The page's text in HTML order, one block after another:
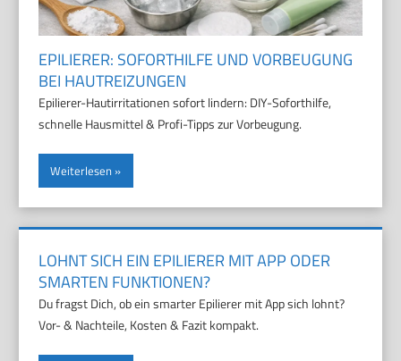
EPILIERER: SOFORTHILFE UND VORBEUGUNG
BEI HAUTREIZUNGEN
Epilierer-Hautirritationen sofort lindern: DIY-Soforthilfe,
schnelle Hausmittel & Profi-Tipps zur Vorbeugung.
Weiterlesen
LOHNT SICH EIN EPILIERER MIT APP ODER
SMARTEN FUNKTIONEN?
Du fragst Dich, ob ein smarter Epilierer mit App sich lohnt?
Vor- & Nachteile, Kosten & Fazit kompakt.